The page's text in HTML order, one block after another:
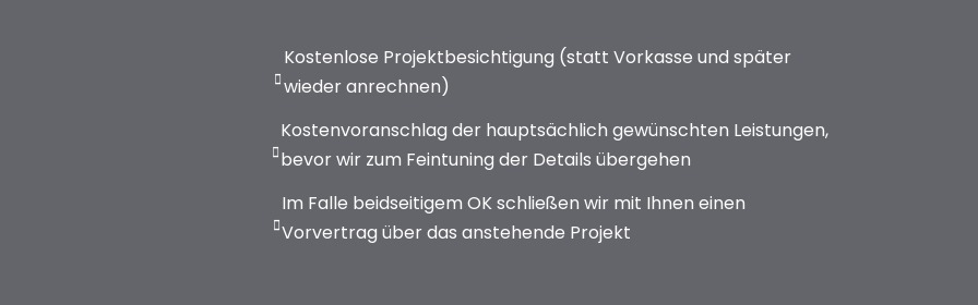
Kostenlose Projektbesichtigung (statt Vorkasse und später
wieder anrechnen)
Kostenvoranschlag der hauptsächlich gewünschten Leistungen,
bevor wir zum Feintuning der Details übergehen
Im Falle beidseitigem OK schließen wir mit Ihnen einen
Vorvertrag über das anstehende Projekt